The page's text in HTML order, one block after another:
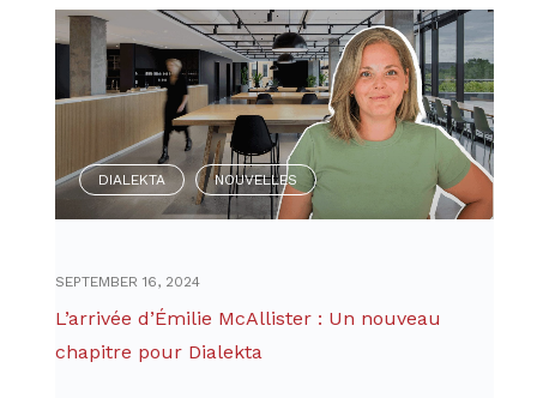
DIALEKTA
,
NOUVELLES
SEPTEMBER 16, 2024
L’arrivée d’Émilie McAllister : Un nouveau
chapitre pour Dialekta